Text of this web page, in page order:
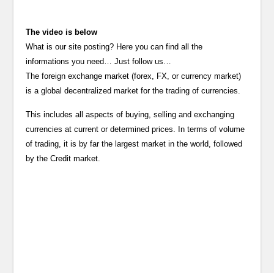
The video is below
What is our site posting? Here you can find all the
informations you need… Just follow us…
The foreign exchange market (forex, FX, or currency market)
is a global decentralized market for the trading of currencies.
This includes all aspects of buying, selling and exchanging
currencies at current or determined prices. In terms of volume
of trading, it is by far the largest market in the world, followed
by the Credit market.